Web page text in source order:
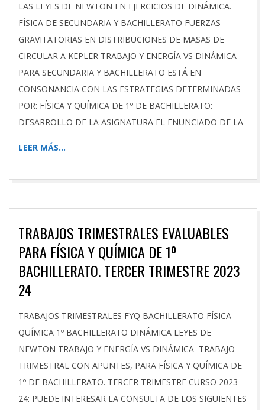
LAS LEYES DE NEWTON EN EJERCICIOS DE DINÁMICA.
FÍSICA DE SECUNDARIA Y BACHILLERATO FUERZAS
GRAVITATORIAS EN DISTRIBUCIONES DE MASAS DE
CIRCULAR A KEPLER TRABAJO Y ENERGÍA VS DINÁMICA
PARA SECUNDARIA Y BACHILLERATO ESTÁ EN
CONSONANCIA CON LAS ESTRATEGIAS DETERMINADAS
POR: FÍSICA Y QUÍMICA DE 1º DE BACHILLERATO:
DESARROLLO DE LA ASIGNATURA EL ENUNCIADO DE LA
LEER MÁS…
TRABAJOS TRIMESTRALES EVALUABLES
PARA FÍSICA Y QUÍMICA DE 1º
BACHILLERATO. TERCER TRIMESTRE 2023
24
2024-
06-
16
TRABAJOS TRIMESTRALES FYQ BACHILLERATO FÍSICA
QUÍMICA 1º BACHILLERATO DINÁMICA LEYES DE
NEWTON TRABAJO Y ENERGÍA VS DINÁMICA TRABAJO
TRIMESTRAL CON APUNTES, PARA FÍSICA Y QUÍMICA DE
1º DE BACHILLERATO. TERCER TRIMESTRE CURSO 2023-
24: PUEDE INTERESAR LA CONSULTA DE LOS SIGUIENTES